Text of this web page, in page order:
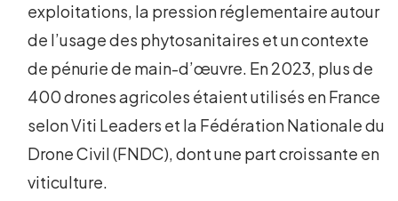
exploitations, la pression réglementaire autour
de l’usage des phytosanitaires et un contexte
de pénurie de main-d’œuvre. En 2023, plus de
400 drones agricoles étaient utilisés en France
selon Viti Leaders et la Fédération Nationale du
Drone Civil (FNDC), dont une part croissante en
viticulture.